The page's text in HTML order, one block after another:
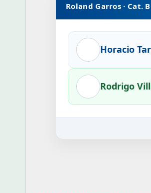
Roland Garros · Cat.
Horacio
Rodrigo